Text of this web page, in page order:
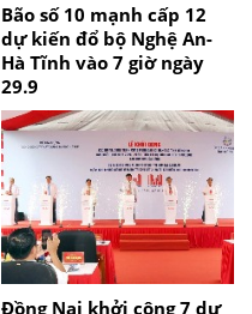
Bão số 10 mạnh cấp 12
dự kiến đổ bộ Nghệ An-
Hà Tĩnh vào 7 giờ ngày
29.9
Đồng Nai khởi công 7 dự